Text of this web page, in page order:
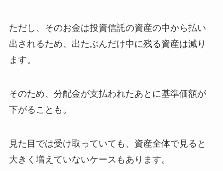
ただし、そのお金は投資信託の資産の中から払い
出されるため、出たぶんだけ中に残る資産は減り
ます。
そのため、分配金が支払われたあとに基準価額が
下がることも。
見た目では受け取っていても、資産全体で見ると
大きく増えていないケースもあります。